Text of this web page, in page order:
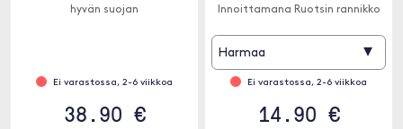
hyvän suojan
Ei varastossa, 2-6 viikkoa
38.90 €
Innoittamana Ruotsin rannikko
Harmaa ▾
Ei varastossa, 2-6 viikkoa
14.90 €